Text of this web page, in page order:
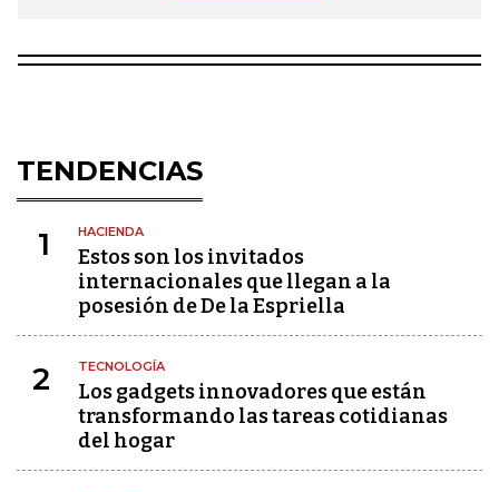
TENDENCIAS
1 HACIENDA
Estos son los invitados
internacionales que llegan a la
posesión de De la Espriella
2 TECNOLOGÍA
Los gadgets innovadores que están
transformando las tareas cotidianas
del hogar